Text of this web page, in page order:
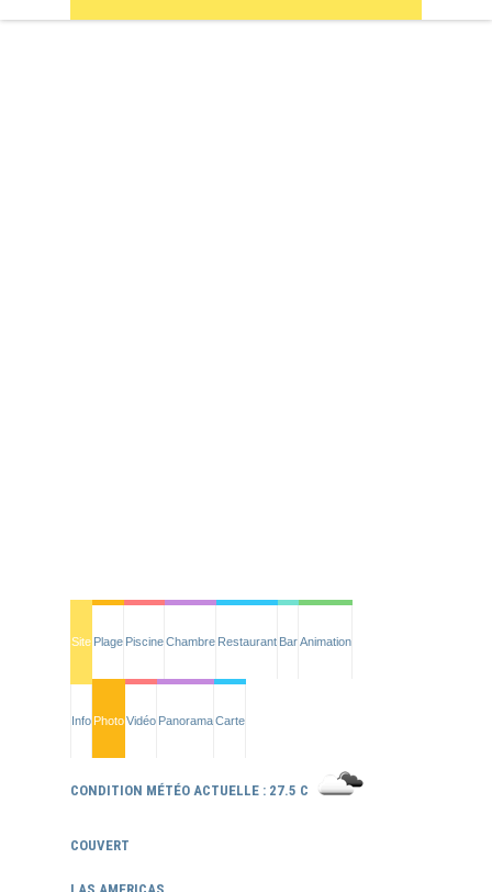
Site Plage PiscineChambre Restaurant BarAnimation
Info PhotoVidéo PanoramaCarte
CONDITION MÉTÉO ACTUELLE : 27.5 C
COUVERT